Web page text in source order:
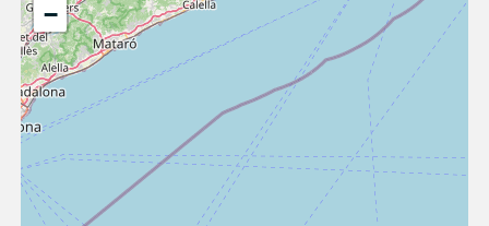
−